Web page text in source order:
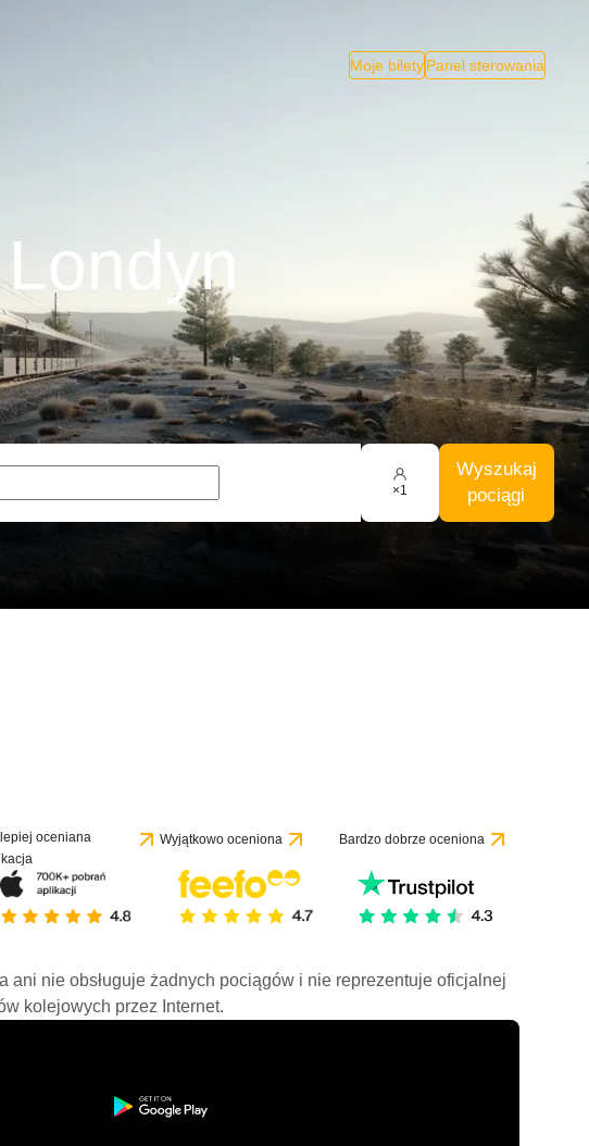
Moje biletyPanel sterowania
×1
Wyszukaj
pociągi
oceniana
Wyjątkowo oceniona Bardzo dobrze oceniona
nie obsługuje żadnych pociągów i nie reprezentuje oficjalnej
kolejowych przez Internet.